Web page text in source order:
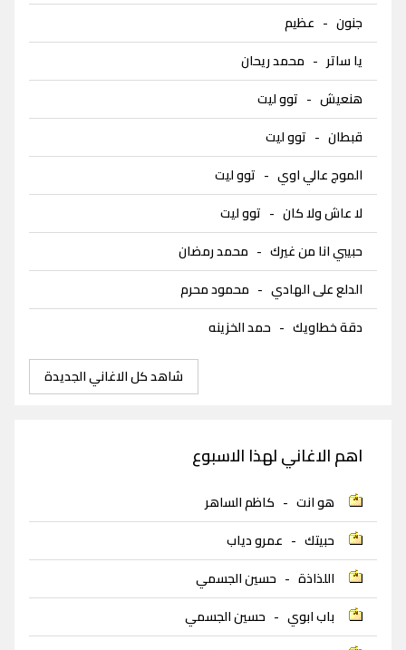
جنون - عظيم
يا ساتر - محمد ريحان
هنعيش - توو ليت
قبطان - توو ليت
الموج عالي اوي - توو ليت
لا عاش ولا كان - توو ليت
حبيبي انا من غيرك - محمد رمضان
الدلع على الهادي - محمود محرم
دقة خطاويك - حمد الخزينه
شاهد كل الاغاني الجديدة
اهم الاغاني لهذا الاسبوع
هو انت - كاظم الساهر
حبيتك - عمرو دياب
اللذاذة - حسين الجسمي
باب ابوي - حسين الجسمي